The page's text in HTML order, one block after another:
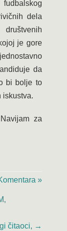
dela
je gore
da
bi bolje to
iskustva.
za
»
čitaoci, →